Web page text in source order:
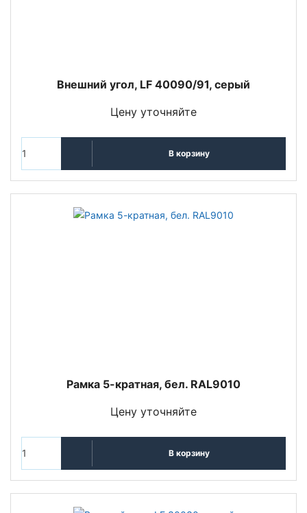
Внешний угол, LF 40090/91, серый
Цену уточняйте
В корзину
Рамка 5-кратная, бел. RAL9010
Цену уточняйте
В корзину